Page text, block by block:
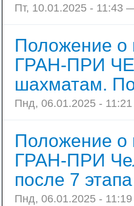
Пт, 10.01.2025 - 11:43
Положение
ГРАН-ПРИ
шахматам.
Пнд, 06.01.2025 -
Положение
ГРАН-ПРИ
после 7 этапа
Пнд, 06.01.2025 -